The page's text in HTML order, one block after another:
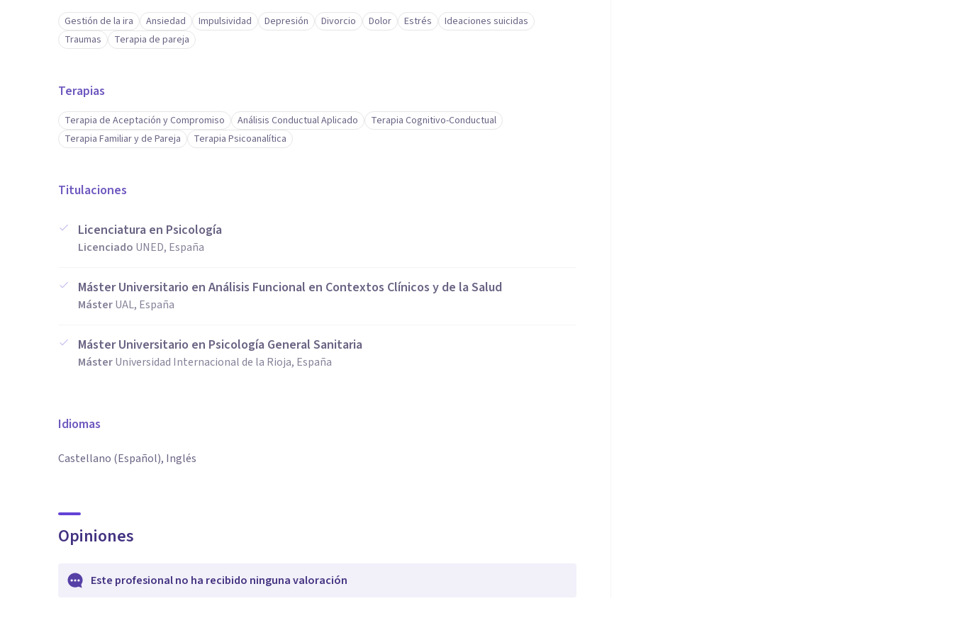
Gestión de la ira Ansiedad Impulsividad Depresión Divorcio Dolor Estrés
Ideaciones suicidas
Traumas
Terapia de pareja
Terapias
Terapia de Aceptación y Compromiso Análisis Conductual Aplicado
Terapia Cognitivo-Conductual
Terapia Familiar y de Pareja
Terapia Psicoanalítica
Titulaciones
Licenciatura en Psicología
Licenciado UNED, España
Máster Universitario en Análisis Funcional en Contextos Clínicos y de la Salud
MásterUAL, España
Máster Universitario en Psicología General Sanitaria
MásterUniversidad Internacional de la Rioja, España
Idiomas
Castellano (Español), Inglés
Opiniones
Este profesional no ha recibido ninguna valoración